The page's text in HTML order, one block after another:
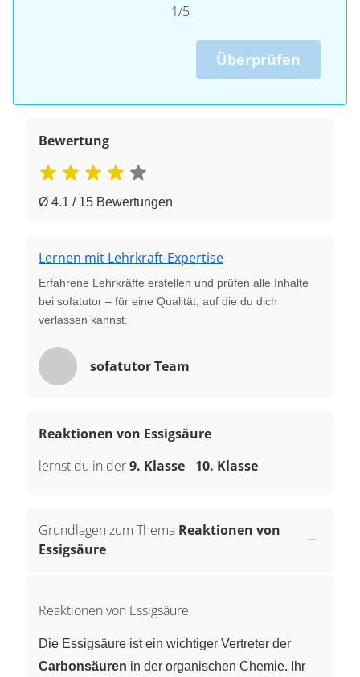
1/5
Überprüfen
Bewertung
Ø 4.1 / 15 Bewertungen
Lernen mit Lehrkraft-Expertise
Erfahrene Lehrkräfte erstellen und prüfen alle Inhalte
bei sofatutor – für eine Qualität, auf die du dich
verlassen kannst.
sofatutor Team
Reaktionen von Essigsäure
lernst du in der9. Klasse- 10. Klasse
Grundlagen zum Thema Reaktionen von
Essigsäure
Reaktionen von Essigsäure
Die Essigsäure ist ein wichtiger Vertreter der
Carbonsäuren in der organischen Chemie. Ihr